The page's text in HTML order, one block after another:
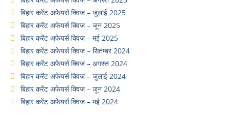
बिहार करेंट अफेयर्स क्विज – जुलाई 2025
बिहार करेंट अफेयर्स क्विज – जून 2025
बिहार करेंट अफेयर्स क्विज – मई 2025
बिहार करेंट अफेयर्स क्विज – सितम्बर 2024
बिहार करेंट अफेयर्स क्विज – अगस्त 2024
बिहार करेंट अफेयर्स क्विज – जुलाई 2024
बिहार करेंट अफेयर्स क्विज – जून 2024
बिहार करेंट अफेयर्स क्विज – मई 2024